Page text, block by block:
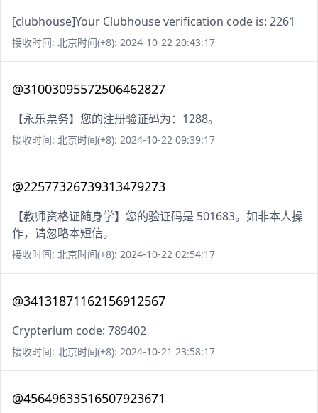
[clubhouse]Your Clubhouse verification code is: 2261
接收时间: 北京时间(+8): 2024-10-22 20:43:17
@31003095572506462827
【永乐票务】您的注册验证码为：1288。
接收时间: 北京时间(+8): 2024-10-22 09:39:17
@22577326739313479273
【教师资格证随身学】您的验证码是 501683。如非本人操
作，请忽略本短信。
接收时间: 北京时间(+8): 2024-10-22 02:54:17
@34131871162156912567
Crypterium code: 789402
接收时间: 北京时间(+8): 2024-10-21 23:58:17
@45649633516507923671